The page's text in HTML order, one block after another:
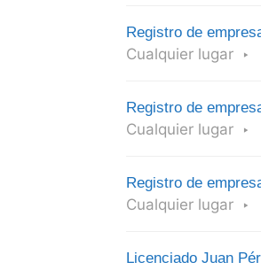
Registro de
Cualquier lugar
Registro de
Cualquier lugar
Registro de
Cualquier lugar
Licenciado Juan